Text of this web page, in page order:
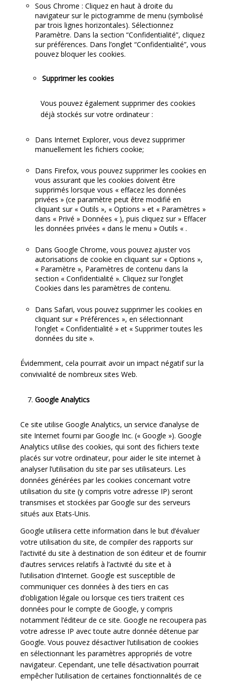
Sous Chrome : Cliquez en haut à droite du
navigateur sur le pictogramme de menu (symbolisé
par trois lignes horizontales). Sélectionnez
Paramètre. Dans la section “Confidentialité”, cliquez
sur préférences. Dans l’onglet “Confidentialité”, vous
pouvez bloquer les cookies.
Supprimer les cookies
Vous pouvez également supprimer des cookies
déjà stockés sur votre ordinateur :
Dans Internet Explorer, vous devez supprimer
manuellement les fichiers cookie;
Dans Firefox, vous pouvez supprimer les cookies en
vous assurant que les cookies doivent être
supprimés lorsque vous « effacez les données
privées » (ce paramètre peut être modifié en
cliquant sur « Outils », « Options » et « Paramètres »
dans « Privé » Données « ), puis cliquez sur » Effacer
les données privées « dans le menu » Outils « .
Dans Google Chrome, vous pouvez ajuster vos
autorisations de cookie en cliquant sur « Options »,
« Paramètre », Paramètres de contenu dans la
section « Confidentialité ». Cliquez sur l’onglet
Cookies dans les paramètres de contenu.
Dans Safari, vous pouvez supprimer les cookies en
cliquant sur « Préférences », en sélectionnant
l’onglet « Confidentialité » et « Supprimer toutes les
données du site ».
Évidemment, cela pourrait avoir un impact négatif sur la
convivialité de nombreux sites Web.
Google Analytics
Ce site utilise Google Analytics, un service d’analyse de
site Internet fourni par Google Inc. (« Google »). Google
Analytics utilise des cookies, qui sont des fichiers texte
placés sur votre ordinateur, pour aider le site internet à
analyser l’utilisation du site par ses utilisateurs. Les
données générées par les cookies concernant votre
utilisation du site (y compris votre adresse IP) seront
transmises et stockées par Google sur des serveurs
situés aux Etats-Unis.
Google utilisera cette information dans le but d’évaluer
votre utilisation du site, de compiler des rapports sur
l’activité du site à destination de son éditeur et de fournir
d’autres services relatifs à l’activité du site et à
l’utilisation d’Internet. Google est susceptible de
communiquer ces données à des tiers en cas
d’obligation légale ou lorsque ces tiers traitent ces
données pour le compte de Google, y compris
notamment l’éditeur de ce site. Google ne recoupera pas
votre adresse IP avec toute autre donnée détenue par
Google. Vous pouvez désactiver l’utilisation de cookies
en sélectionnant les paramètres appropriés de votre
navigateur. Cependant, une telle désactivation pourrait
empêcher l’utilisation de certaines fonctionnalités de ce